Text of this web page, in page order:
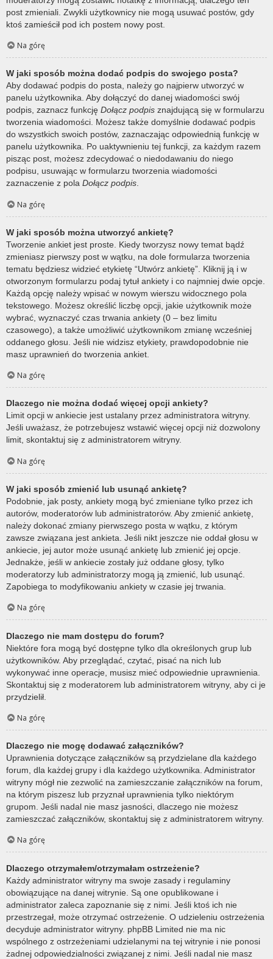
post zmieniali. Zwykli użytkownicy nie mogą usuwać postów, gdy
ktoś zamieścił pod ich postem nowy post.
Na górę
W jaki sposób można dodać podpis do swojego posta?
Aby dodawać podpis do posta, należy go najpierw utworzyć w
panelu użytkownika. Aby dołączyć do danej wiadomości swój
podpis, zaznacz funkcję Dołącz podpis znajdującą się w formularzu
tworzenia wiadomości. Możesz także domyślnie dodawać podpis
do wszystkich swoich postów, zaznaczając odpowiednią funkcję w
panelu użytkownika. Po uaktywnieniu tej funkcji, za każdym razem
pisząc post, możesz zdecydować o niedodawaniu do niego
podpisu, usuwając w formularzu tworzenia wiadomości
zaznaczenie z pola Dołącz podpis.
Na górę
W jaki sposób można utworzyć ankietę?
Tworzenie ankiet jest proste. Kiedy tworzysz nowy temat bądź
zmieniasz pierwszy post w wątku, na dole formularza tworzenia
tematu będziesz widzieć etykietę “Utwórz ankietę”. Kliknij ją i w
otworzonym formularzu podaj tytuł ankiety i co najmniej dwie opcje.
Każdą opcję należy wpisać w nowym wierszu widocznego pola
tekstowego. Możesz określić liczbę opcji, jakie użytkownik może
wybrać, wyznaczyć czas trwania ankiety (0 – bez limitu
czasowego), a także umożliwić użytkownikom zmianę wcześniej
oddanego głosu. Jeśli nie widzisz etykiety, prawdopodobnie nie
masz uprawnień do tworzenia ankiet.
Na górę
Dlaczego nie można dodać więcej opcji ankiety?
Limit opcji w ankiecie jest ustalany przez administratora witryny.
Jeśli uważasz, że potrzebujesz wstawić więcej opcji niż dozwolony
limit, skontaktuj się z administratorem witryny.
Na górę
W jaki sposób zmienić lub usunąć ankietę?
Podobnie, jak posty, ankiety mogą być zmieniane tylko przez ich
autorów, moderatorów lub administratorów. Aby zmienić ankietę,
należy dokonać zmiany pierwszego posta w wątku, z którym
zawsze związana jest ankieta. Jeśli nikt jeszcze nie oddał głosu w
ankiecie, jej autor może usunąć ankietę lub zmienić jej opcje.
Jednakże, jeśli w ankiecie zostały już oddane głosy, tylko
moderatorzy lub administratorzy mogą ją zmienić, lub usunąć.
Zapobiega to modyfikowaniu ankiety w czasie jej trwania.
Na górę
Dlaczego nie mam dostępu do forum?
Niektóre fora mogą być dostępne tylko dla określonych grup lub
użytkowników. Aby przeglądać, czytać, pisać na nich lub
wykonywać inne operacje, musisz mieć odpowiednie uprawnienia.
Skontaktuj się z moderatorem lub administratorem witryny, aby ci je
przydzielił.
Na górę
Dlaczego nie mogę dodawać załączników?
Uprawnienia dotyczące załączników są przydzielane dla każdego
forum, dla każdej grupy i dla każdego użytkownika. Administrator
witryny mógł nie zezwolić na zamieszczanie załączników na forum,
na którym piszesz lub przyznał uprawnienia tylko niektórym
grupom. Jeśli nadal nie masz jasności, dlaczego nie możesz
zamieszczać załączników, skontaktuj się z administratorem witryny.
Na górę
Dlaczego otrzymałem/otrzymałam ostrzeżenie?
Każdy administrator witryny ma swoje zasady i regulaminy
obowiązujące na danej witrynie. Są one opublikowane i
administrator zaleca zapoznanie się z nimi. Jeśli ktoś ich nie
przestrzegał, może otrzymać ostrzeżenie. O udzieleniu ostrzeżenia
decyduje administrator witryny. phpBB Limited nie ma nic
wspólnego z ostrzeżeniami udzielanymi na tej witrynie i nie ponosi
żadnej odpowiedzialności związanej z nimi. Jeśli nadal nie masz